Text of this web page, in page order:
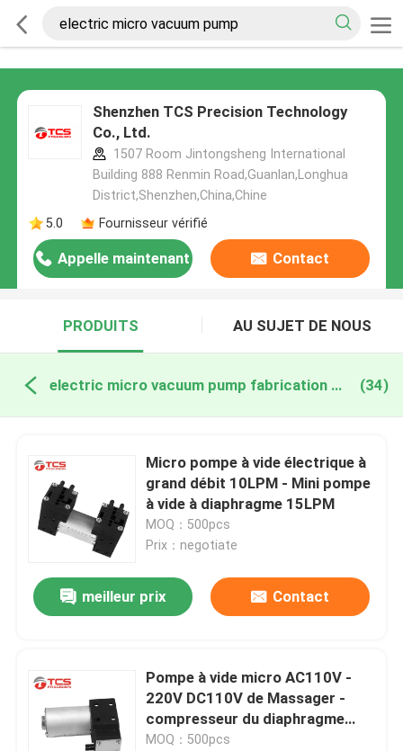
Shenzhen TCS Precision Technology
Co., Ltd.
1507 Room Jintongsheng International
Building 888 Renmin Road,Guanlan,Longhua
District,Shenzhen,China,Chine
5.0
Fournisseur vérifié
Appelle maintenant Contact
PRODUITS AU SUJET DE NOUS
electric micro vacuum pump fabrication en ligne (34)
Micro pompe à vide électrique à
grand débit 10LPM - Mini pompe
à vide à diaphragme 15LPM
MOQ：500pcs
Prix：negotiate
meilleur prix Contact
Pompe à vide micro AC110V -
220V DC110V de Massager -
compresseur du diaphragme
220V
MOQ：500pcs